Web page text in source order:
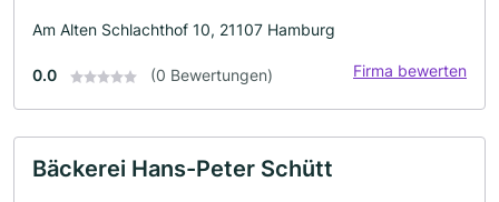
Am Alten Schlachthof 10, 21107 Hamburg
0.0 (0 Bewertungen) Firma bewerten
Bäckerei Hans-Peter Schütt